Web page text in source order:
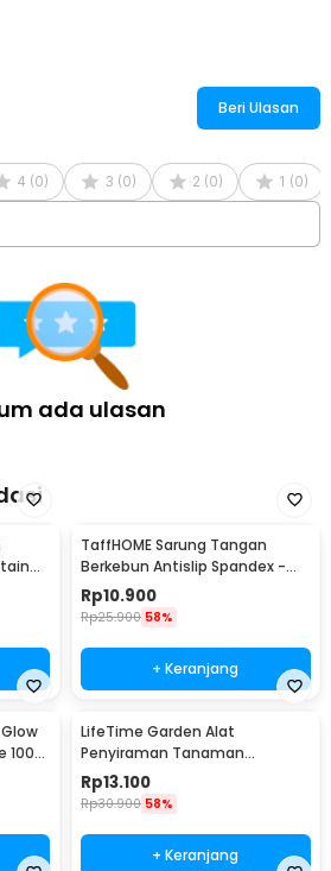
Beri Ulasan
4 (0) 3 (0) 2 (0) 1 (0)
ada ulasan
TaffHOME Sarung Tangan
Berkebun Antislip Spandex -
CZ-0146
Rp10.900
Rp25.900 58%
+ Keranjang
100
LifeTime Garden Alat
Penyiraman Tanaman
Otomatis Micro Drip 2 PCS -
95109
Rp13.100
Rp30.900 58%
+ Keranjang